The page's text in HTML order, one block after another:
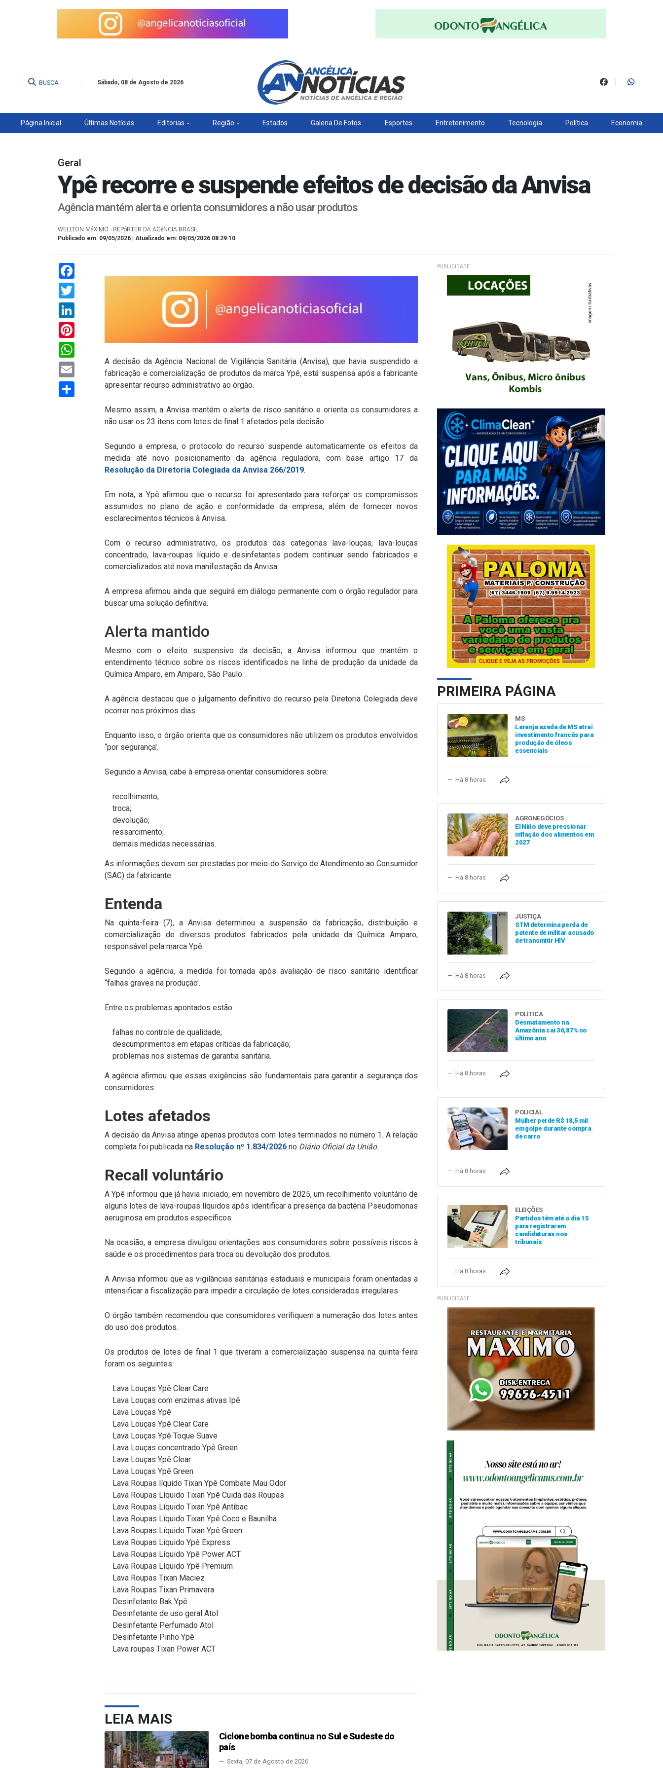
BUSCA Sábado, 08 de Agosto de 2026
Página Inicial Últimas Notícias Editorias Região Estados Galeria De Fotos Esportes Entretenimento Tecnologia Política Economia
Geral
Ypê recorre e suspende efeitos de decisão da Anvisa
Agência mantém alerta e orienta consumidores a não usar produtos
WELLTON MáXIMO - REPóRTER DA AGêNCIA BRASIL
Publicado em: 09/05/2026 | Atualizado em: 09/05/2026 08:29:10
WhatsApp
Compartilhar
A decisão da Agência Nacional de Vigilância Sanitária (Anvisa), que havia suspendido a
fabricação e comercialização de produtos da marca Ypê, está suspensa após a fabricante
apresentar recurso administrativo ao órgão.
Mesmo assim, a Anvisa mantém o alerta de risco sanitário e orienta os consumidores a
não usar os 23 itens com lotes de final 1 afetados pela decisão.
Segundo a empresa, o protocolo do recurso suspende automaticamente os efeitos da
medida até novo posicionamento da agência reguladora, com base artigo 17 da
Resolução da Diretoria Colegiada da Anvisa 266/2019.
Em nota, a Ypê afirmou que o recurso foi apresentado para reforçar os compromissos
assumidos no plano de ação e conformidade da empresa, além de fornecer novos
esclarecimentos técnicos à Anvisa.
Com o recurso administrativo, os produtos das categorias lava-louças, lava-louças
concentrado, lava-roupas líquido e desinfetantes podem continuar sendo fabricados e
comercializados até nova manifestação da Anvisa.
A empresa afirmou ainda que seguirá em diálogo permanente com o órgão regulador para
buscar uma solução definitiva.
Alerta mantido
Mesmo com o efeito suspensivo da decisão, a Anvisa informou que mantém o
entendimento técnico sobre os riscos identificados na linha de produção da unidade da
Química Amparo, em Amparo, São Paulo.
A agência destacou que o julgamento definitivo do recurso pela Diretoria Colegiada deve
ocorrer nos próximos dias.
Enquanto isso, o órgão orienta que os consumidores não utilizem os produtos envolvidos
“por segurança'.
Segundo a Anvisa, cabe à empresa orientar consumidores sobre:
recolhimento;
troca;
devolução;
ressarcimento;
demais medidas necessárias.
As informações devem ser prestadas por meio do Serviço de Atendimento ao Consumidor
(SAC) da fabricante.
Entenda
Na quinta-feira (7), a Anvisa determinou a suspensão da fabricação, distribuição e
comercialização de diversos produtos fabricados pela unidade da Química Amparo,
responsável pela marca Ypê.
Segundo a agência, a medida foi tomada após avaliação de risco sanitário identificar
“falhas graves na produção'.
Entre os problemas apontados estão:
falhas no controle de qualidade;
descumprimentos em etapas críticas da fabricação;
problemas nos sistemas de garantia sanitária.
A agência afirmou que essas exigências são fundamentais para garantir a segurança dos
consumidores.
Lotes afetados
A decisão da Anvisa atinge apenas produtos com lotes terminados no número 1. A relação
completa foi publicada na Resolução nº 1.834/2026no Diário Oficial da União.
Recall voluntário
A Ypê informou que já havia iniciado, em novembro de 2025, um recolhimento voluntário de
alguns lotes de lava-roupas líquidos após identificar a presença da bactéria Pseudomonas
aeruginosa em produtos específicos.
Na ocasião, a empresa divulgou orientações aos consumidores sobre possíveis riscos à
saúde e os procedimentos para troca ou devolução dos produtos.
A Anvisa informou que as vigilâncias sanitárias estaduais e municipais foram orientadas a
intensificar a fiscalização para impedir a circulação de lotes considerados irregulares.
O órgão também recomendou que consumidores verifiquem a numeração dos lotes antes
do uso dos produtos.
Os produtos de lotes de final 1 que tiveram a comercialização suspensa na quinta-feira
foram os seguintes:
Lava Louças Ypê Clear Care
Lava Louças com enzimas ativas Ipê
Lava Louças Ypê
Lava Louças Ypê Clear Care
Lava Louças Ypê Toque Suave
Lava Louças concentrado Ypê Green
Lava Louças Ypê Clear
Lava Louças Ypê Green
Lava Roupas líquido Tixan Ypê Combate Mau Odor
Lava Roupas Líquido Tixan Ypê Cuida das Roupas
Lava Roupas Líquido Tixan Ypê Antibac
Lava Roupas Líquido Tixan Ypê Coco e Baunilha
Lava Roupas Líquido Tixan Ypê Green
Lava Roupas Líquido Ypê Express
Lava Roupas Líquido Ypê Power ACT
Lava Roupas Líquido Ypê Premium
Lava Roupas Tixan Maciez
Lava Roupas Tixan Primavera
Desinfetante Bak Ypê
Desinfetante de uso geral Atol
Desinfetante Perfumado Atol
Desinfetante Pinho Ypê
Lava roupas Tixan Power ACT
LEIA MAIS
Ciclone bomba continua no Sul e Sudeste do
país
Sexta, 07 de Agosto de 2026
PUBLICIDADE
PRIMEIRA PÁGINA
MS
Laranja azeda de MS atrai
investimento francês para
produção de óleos
essenciais
Há 8 horas
AGRONEGÓCIOS
El Niño deve pressionar
inflação dos alimentos em
2027
Há 8 horas
JUSTIÇA
STM determina perda de
patente de militar acusado
de transmitir HIV
Há 8 horas
POLÍTICA
Desmatamento na
Amazônia cai 36,87% no
último ano
Há 8 horas
POLICIAL
Mulher perde R$ 18,5 mil
em golpe durante compra
de carro
Há 8 horas
ELEIÇÕES
Partidos têm até o dia 15
para registrarem
candidaturas nos
tribunais
Há 8 horas
PUBLICIDADE